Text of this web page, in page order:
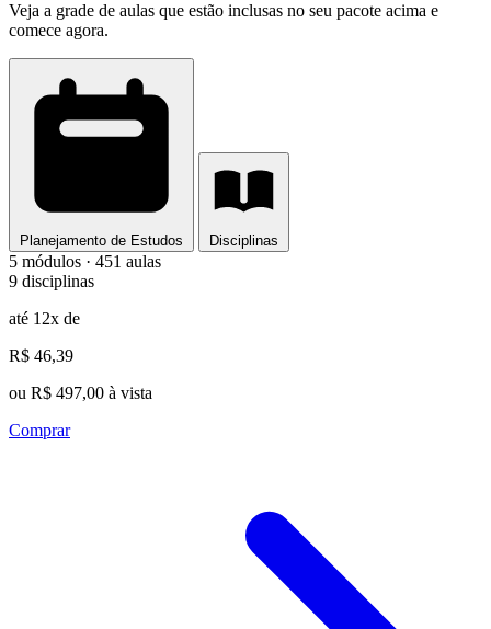
Veja a grade de aulas que estão inclusas no seu pacote acima e
comece agora.
Planejamento de Estudos Disciplinas
5 módulos · 451 aulas
9 disciplinas
até 12x de
R$ 46,39
ou R$ 497,00 à vista
Comprar